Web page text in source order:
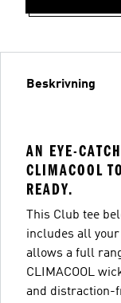
Beskrivning
AN EYE-
CLIMACOOL
READY.
This Club tee
includes all
allows a full
CLIMACOOL
and distraction-